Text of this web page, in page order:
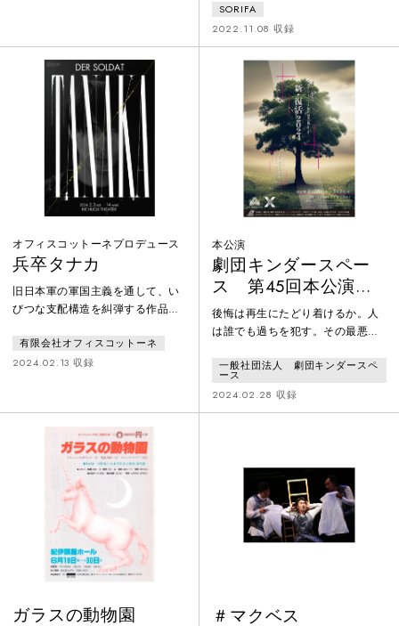
れた伝説的な文献を日本で初めて
翻訳し、当時の儀式を再現しまし
た。『ゲマニョ幽霊』はロシア・
ポーランド戦争が行われた頃、ラ
マエが描いた物語とされていま
作品を一気に３作品上演。本作品
は、清水邦夫の『楽屋』からイン
スピレーションを受け、続編とし
て執筆された。空っぽになった楽
屋にやってきた解体業者たちと、1
人の女優の物語。韓国では連続公
演として上演されている。
SORIFA
2022.11.08 収録
オフィスコットーネプロデュース
兵卒タナカ
旧日本軍の軍国主義を通して、い
びつな支配構造を糾弾する作品。
されたドイツ人劇作家ゲオルク・
カイザーが1940年に発表した戯
故郷に休暇で帰ると妹が不在であ
る。偶然妓楼で妹に再会した彼
は、自分のために妹が売られたこ
とを知り、上官と妹を殺してしま
う。そして軍法会議にかけられた
彼は、民の窮状と軍のまやかしを
批判する。
有限会社オフィスコットーネ
2024.02.13 収録
本公演
劇団キンダースペー
ス 第45回本公演
「新・復活2024」
後悔は再生にたどり着けるか。人
は誰でも過ちを犯す。その最悪の
失であれ他者の人生を踏み躙るこ
と。自らが加害者であったことに
気付いた時、良心ある人間は後悔
トルストイは良心によってこの瓦
解を食い止めようとした。抱月は
わが国の近代化をまず良心の浸透
に求めようとした。文学者たち
は、志半ばに
一般社団法人 劇団キンダースペ
ース
2024.02.28 収録
ガラスの動物園 ＃マクベス